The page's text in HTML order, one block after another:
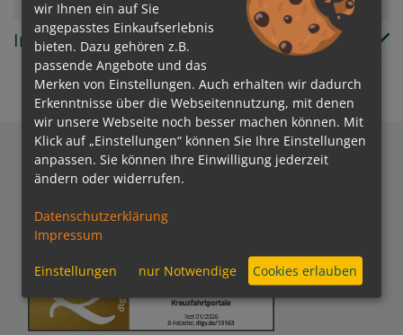
In welchem Land/Insel liegt Badong?
wir Ihnen ein auf Sie
angepasstes Einkaufserlebnis
bieten. Dazu gehören z.B.
passende Angebote und das
Merken von Einstellungen. Auch erhalten wir dadurch
Erkenntnisse über die Webseitennutzung, mit denen
wir unsere Webseite noch besser machen können. Mit
Klick auf „Einstellungen“ können Sie Ihre Einstellungen
anpassen. Sie können Ihre Einwilligung jederzeit
ändern oder widerrufen.
Datenschutzerklärung
Impressum
Einstellungen nur Notwendige Cookies erlauben